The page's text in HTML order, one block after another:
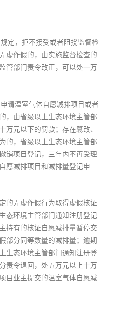
定，拒不接受或者阻挠监督检
虚作假的，由实施监督检查的
管部门责令改正，可以处一万
请温室气体自愿减排项目或者
，由省级以上生态环境主管部
万元以下的罚款；存在篡改、
的，省级以上生态环境主管部
销项目登记，三年内不再受理
愿减排项目和减排量登记申
弄虚作假行为取得虚假核证
态环境主管部门通知注册登记
持有的核证自愿减排量暂停交
部分同等数量的减排量；逾期
生态环境主管部门通知注册登
责令退回，处五万元以上十万
目业主提交的温室气体自愿减